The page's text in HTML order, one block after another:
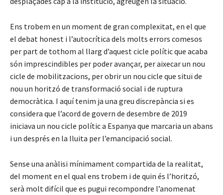
Ens trobem en un moment de gran complexitat, en el que
el debat honest i l’autocrítica dels molts errors comesos
per part de tothom al llarg d’aquest cicle polític que acaba
són imprescindibles per poder avançar, per aixecar un nou
cicle de mobilitzacions, per obrir un nou cicle que situï de
nou un horitzó de transformació social i de ruptura
democràtica. I aquí tenim ja una greu discrepància si es
considera que l’acord de govern de desembre de 2019
iniciava un nou cicle polític a Espanya que marcaria un abans
i un després en la lluita per l’emancipació social.
Sense una anàlisi mínimament compartida de la realitat,
del moment en el qual ens trobem i de quin és l’horitzó,
serà molt difícil que es pugui recompondre l’anomenat